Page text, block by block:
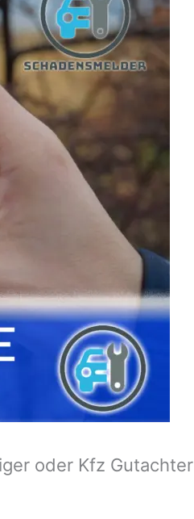
oder Kfz Gutachter